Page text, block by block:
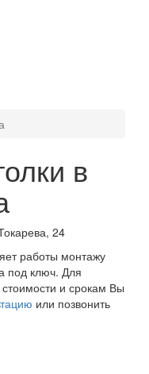
в
24
работы монтажу
под ключ. Для
и срокам Вы
или позвонить